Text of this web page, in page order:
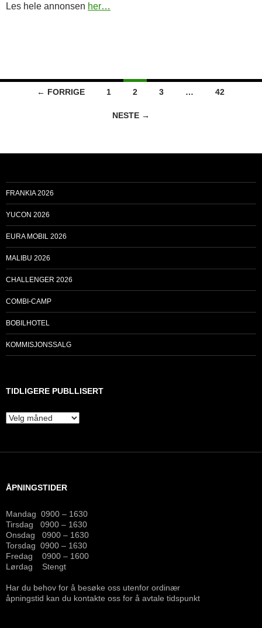
Les hele annonsen her…
Innleggsnavigasjon
← FORRIGE 1 2 3 … 42
NESTE →
FRANKIA 2026
YUCON 2026
EURA MOBIL 2026
MALIBU 2026
CHALLENGER 2026
COMBI-CAMP
BOBILHOTEL
KOMMISJONSSALG
TIDLIGERE PUBLLISERT
Tidligere
ÅPNINGSTIDER
Mandag 0900 – 1630
Tirsdag 0900 – 1630
Onsdag 0900 – 1630
Torsdag 0900 – 1630
Fredag 0900 – 1600
Lørdag Stengt
Har du behov for å besøke oss utenfor ordinær
åpningstid kan du kontakte oss for å avtale tidspunkt